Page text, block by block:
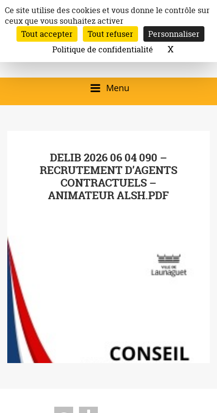
au
contenu
Ville de
Launaguet
Site officiel de la
Mairie de
Launaguet (31140)
qui présente la ville,
programmation
culturelle, la vie
associative,…
Inscription à la newsletter
Email:
Rechercher
Menu
DELIB 2026 06 04 090 –
RECRUTEMENT D’AGENTS
CONTRACTUELS –
ANIMATEUR ALSH.PDF
Panneau de gestion des cookies
Ce site utilise des cookies et vous donne le contrôle sur
ceux que vous souhaitez activer
Tout accepter
Tout refuser
Personnaliser
Politique de confidentialité
XMasquer